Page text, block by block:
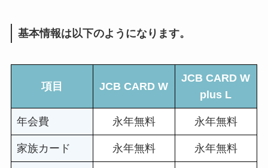
基本情報は以下のようになります。
項目 JCB CARD W
JCB CARD W
plus L
年会費 永年無料 永年無料
家族カード 永年無料 永年無料